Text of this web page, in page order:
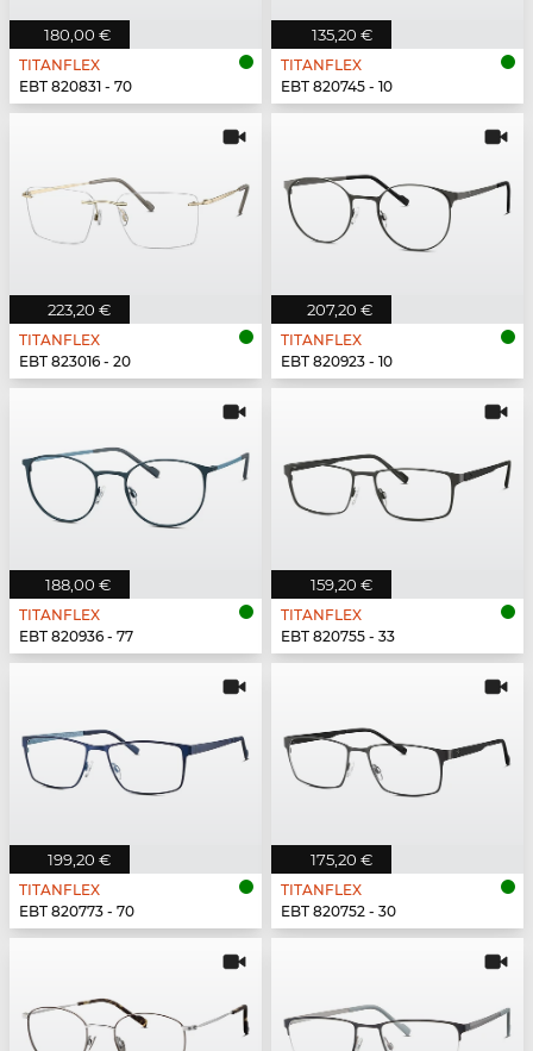
180,00 €
TITANFLEX
EBT 820831 - 70
135,20 €
TITANFLEX
EBT 820745 - 10
223,20 €
TITANFLEX
EBT 823016 - 20
207,20 €
TITANFLEX
EBT 820923 - 10
188,00 €
TITANFLEX
EBT 820936 - 77
159,20 €
TITANFLEX
EBT 820755 - 33
199,20 €
TITANFLEX
EBT 820773 - 70
175,20 €
TITANFLEX
EBT 820752 - 30